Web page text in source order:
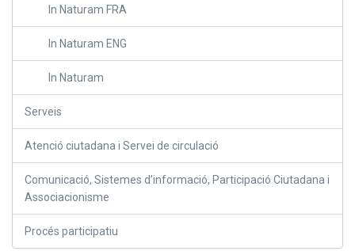
In Naturam FRA
In Naturam ENG
In Naturam
Serveis
Atenció ciutadana i Servei de circulació
Comunicació, Sistemes d’informació, Participació Ciutadana i
Associacionisme
Procés participatiu